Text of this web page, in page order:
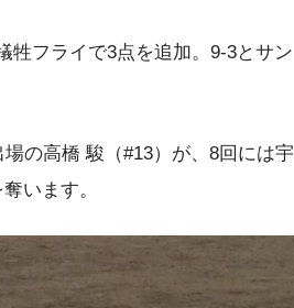
牲フライで3点を追加。9-3とサン
の高橋 駿（#13）が、8回には宇
います。